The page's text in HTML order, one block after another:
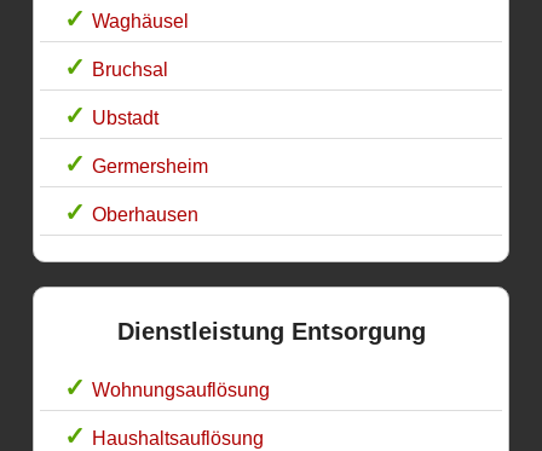
Waghäusel
Bruchsal
Ubstadt
Germersheim
Oberhausen
Dienstleistung Entsorgung
Wohnungsauflösung
Haushaltsauflösung